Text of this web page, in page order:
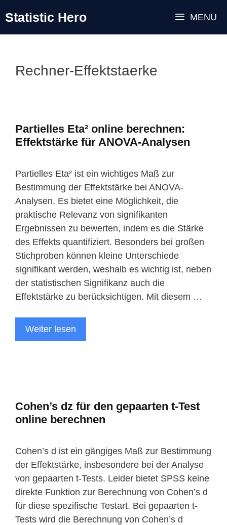
Inhalt
springen
Statistic Hero MENU
Rechner-Effektstaerke
Partielles Eta² online berechnen:
Effektstärke für ANOVA-Analysen
Partielles Eta² ist ein wichtiges Maß zur
Bestimmung der Effektstärke bei ANOVA-
Analysen. Es bietet eine Möglichkeit, die
praktische Relevanz von signifikanten
Ergebnissen zu bewerten, indem es die Stärke
des Effekts quantifiziert. Besonders bei großen
Stichproben können kleine Unterschiede
signifikant werden, weshalb es wichtig ist, neben
der statistischen Signifikanz auch die
Effektstärke zu berücksichtigen. Mit diesem …
Weiter lesen
Cohen’s dz für den gepaarten t-Test
online berechnen
Cohen’s d ist ein gängiges Maß zur Bestimmung
der Effektstärke, insbesondere bei der Analyse
von gepaarten t-Tests. Leider bietet SPSS keine
direkte Funktion zur Berechnung von Cohen’s d
für diese spezifische Testart. Bei gepaarten t-
Tests wird die Berechnung von Cohen’s d